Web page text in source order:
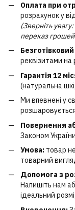
Оплата при
розрахунок у
(Зверніть
переказ
реквізитами
Гарантія 12
(натуральна
Ми впевнені у
Повернення
Законом
Умова: товар
товарний
Допомога з
Напишіть нам
ідеальний